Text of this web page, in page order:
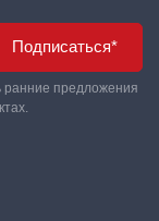
Подписаться*
ранние предложения